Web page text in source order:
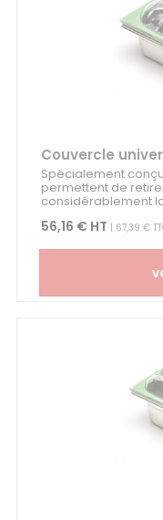
Couvercle
Spécialement
permettent de
considérablement
56,16 € HT | 67,39 €